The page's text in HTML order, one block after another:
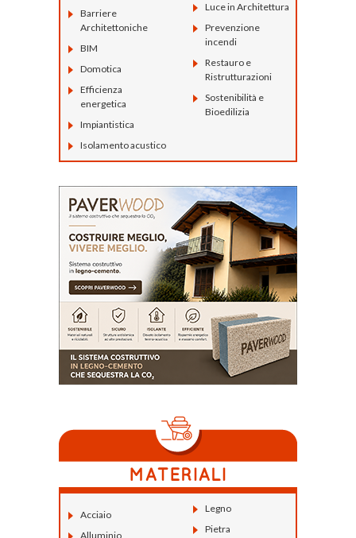
Barriere
Architettoniche
BIM
Domotica
Efficienza
energetica
Impiantistica
Isolamento acustico
Luce in Architettura
Prevenzione
incendi
Restauro e
Ristrutturazioni
Sostenibilità e
Bioedilizia
Acciaio
Alluminio
Legno
Pietra